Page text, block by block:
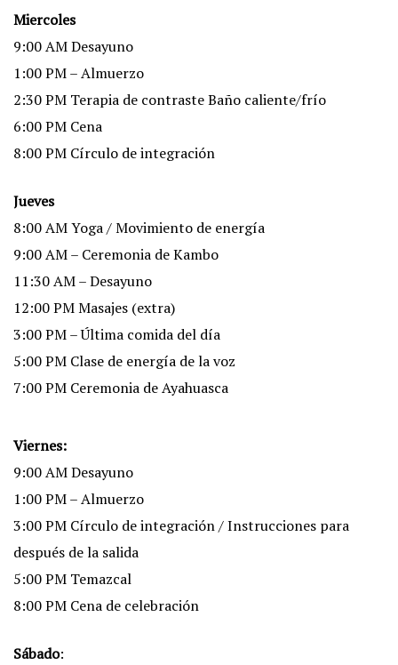
Miercoles
9:00 AM Desayuno
1:00 PM – Almuerzo
2:30 PM Terapia de contraste Baño caliente/frío
6:00 PM Cena
8:00 PM Círculo de integración
Jueves
8:00 AM Yoga / Movimiento de energía
9:00 AM – Ceremonia de Kambo
11:30 AM – Desayuno
12:00 PM Masajes (extra)
3:00 PM – Última comida del día
5:00 PM Clase de energía de la voz
7:00 PM Ceremonia de Ayahuasca
Viernes:
9:00 AM Desayuno
1:00 PM – Almuerzo
3:00 PM Círculo de integración / Instrucciones para
después de la salida
5:00 PM Temazcal
8:00 PM Cena de celebración
Sábado: